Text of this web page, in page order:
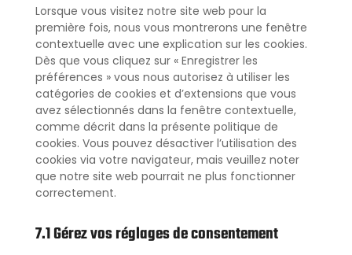
Lorsque vous visitez notre site web pour la
première fois, nous vous montrerons une fenêtre
contextuelle avec une explication sur les cookies.
Dès que vous cliquez sur « Enregistrer les
préférences » vous nous autorisez à utiliser les
catégories de cookies et d’extensions que vous
avez sélectionnés dans la fenêtre contextuelle,
comme décrit dans la présente politique de
cookies. Vous pouvez désactiver l’utilisation des
cookies via votre navigateur, mais veuillez noter
que notre site web pourrait ne plus fonctionner
correctement.
7.1 Gérez vos réglages de consentement